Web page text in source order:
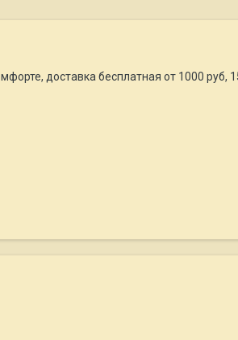
доставка бесплатная от 1000 руб,